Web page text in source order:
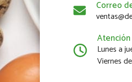
Correo
Lunes a
Viernes